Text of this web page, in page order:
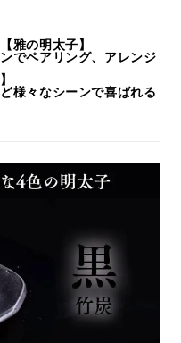
雅の明太子】
でペアリング、アレンジ
様々なシーンで喜ばれる